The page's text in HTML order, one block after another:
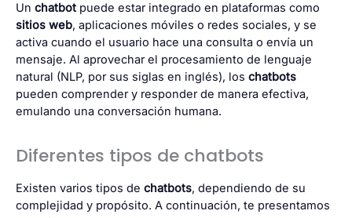
Un chatbot puede estar integrado en plataformas como
sitios web, aplicaciones móviles o redes sociales, y se
activa cuando el usuario hace una consulta o envía un
mensaje. Al aprovechar el procesamiento de lenguaje
natural (NLP, por sus siglas en inglés), los chatbots
pueden comprender y responder de manera efectiva,
emulando una conversación humana.
Diferentes tipos de chatbots
Existen varios tipos de chatbots, dependiendo de su
complejidad y propósito. A continuación, te presentamos